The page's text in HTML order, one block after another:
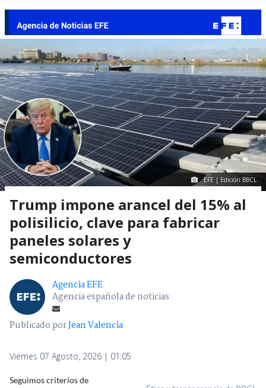
EFE | Edición BBCL
Trump impone arancel del 15% al
polisilicio, clave para fabricar
paneles solares y
semiconductores
Agencia EFE
Agencia española de noticias
Publicado porJean Valencia
Viernes 07 Agosto, 2026 | 01:05
Seguimos criterios de